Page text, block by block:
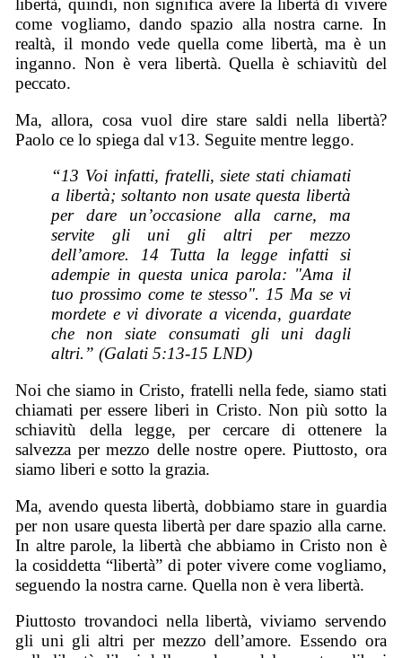
libertà, quindi, non significa avere la libertà di vivere
come vogliamo, dando spazio alla nostra carne. In
realtà, il mondo vede quella come libertà, ma è un
inganno. Non è vera libertà. Quella è schiavitù del
peccato.
Ma, allora, cosa vuol dire stare saldi nella libertà?
Paolo ce lo spiega dal v13. Seguite mentre leggo.
“13 Voi infatti, fratelli, siete stati chiamati
a libertà; soltanto non usatequesta libertà
perdare un’occasione alla carne, ma
servite gli uni gli altri per mezzo
dell’amore. 14 Tutta la legge infatti si
adempie in questa unica parola: "Ama il
tuo prossimo come te stesso". 15 Ma se vi
mordete e vi divorate a vicenda, guardate
che non siate consumati gli uni dagli
altri.” (Galati 5:13-15 LND)
Noi che siamo in Cristo, fratelli nella fede, siamo stati
chiamati per essere liberi in Cristo. Non più sotto la
schiavitù della legge, per cercare di ottenere la
salvezza per mezzo delle nostre opere. Piuttosto, ora
siamo liberi e sotto la grazia.
Ma, avendo questa libertà, dobbiamo stare in guardia
per non usare questa libertà per dare spazio alla carne.
In altre parole, la libertà che abbiamo in Cristo non è
la cosiddetta “libertà” di poter vivere come vogliamo,
seguendo la nostra carne. Quella non è vera libertà.
Piuttosto trovandoci nella libertà, viviamo servendo
gli uni gli altri per mezzo dell’amore. Essendo ora